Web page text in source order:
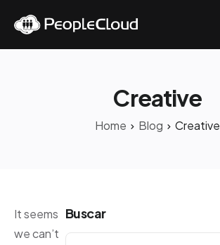
Servicios
Creative
Home Blog Creative
It seems
we can’t
Buscar